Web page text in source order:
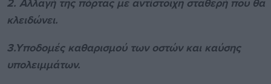
κλειδώνει.
3.Υποδομές καθαρισμού των οστών και καύσης
υπολειμμάτων.